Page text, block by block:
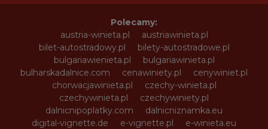
Polecamy:
austria-winieta.pl
austriawinieta.pl
bilet-autostradowy.pl
bilety-autostradowe.pl
bulgariawienieta.pl
bulgariawinieta.pl
bulharskadalnice.com
cenawiniety.pl
cenywiniet.pl
chorwacjawinieta.pl
czechy-winieta.pl
czechywinieta.pl
czechywiniety.pl
dalnicnipoplatky.com
dalnicniznamka.eu
digital-vignette.de
e-vignette.pl
e-winieta.eu